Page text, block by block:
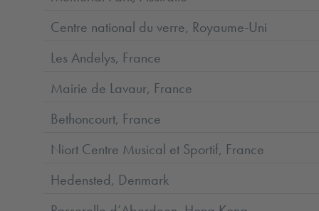
Centre national du verre, Royaume-Uni
Les Andelys, France
Mairie de Lavaur, France
Bethoncourt, France
Niort Centre Musical et Sportif, France
Hedensted, Denmark